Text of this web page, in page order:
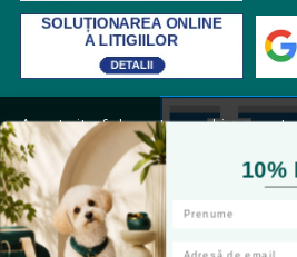
Acest site foloseste cookies
functionalitatea dorita. Navigand
de acord cu
Politica de cookiessi
cu scopul de a va oferi o
Accepta toate
10%